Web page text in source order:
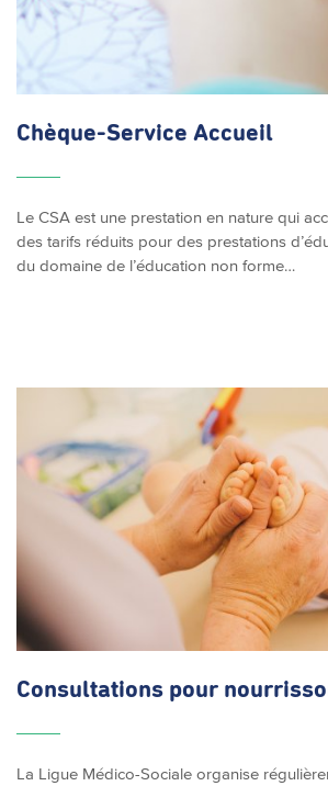
Chèque-Service Accueil
Le CSA est une prestation en nature qui
des tarifs réduits pour des prestations
du domaine de l’éducation non forme…
Consultations pour
La Ligue Médico-Sociale organise